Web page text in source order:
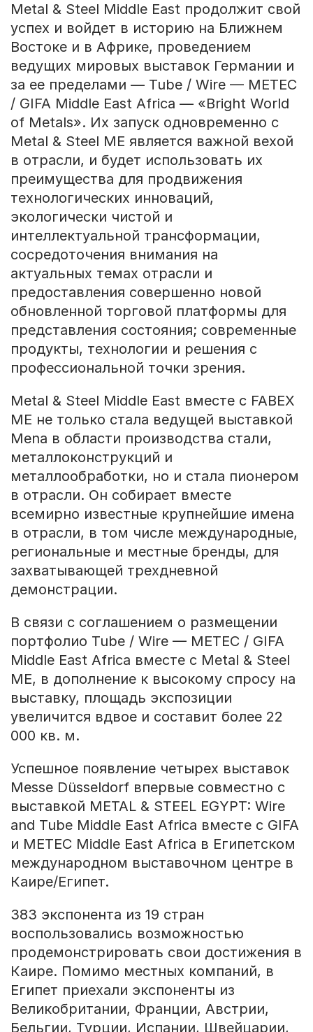
Metal & Steel Middle East продолжит свой
успех и войдет в историю на Ближнем
Востоке и в Африке, проведением
ведущих мировых выставок Германии и
за ее пределами — Tube / Wire — METEC
/ GIFA Middle East Africa — «Bright World
of Metals». Их запуск одновременно с
Metal & Steel ME является важной вехой
в отрасли, и будет использовать их
преимущества для продвижения
технологических инноваций,
экологически чистой и
интеллектуальной трансформации,
сосредоточения внимания на
актуальных темах отрасли и
предоставления совершенно новой
обновленной торговой платформы для
представления состояния; современные
продукты, технологии и решения с
профессиональной точки зрения.
Metal & Steel Middle East вместе с FABEX
ME не только стала ведущей выставкой
Mena в области производства стали,
металлоконструкций и
металлообработки, но и стала пионером
в отрасли. Он собирает вместе
всемирно известные крупнейшие имена
в отрасли, в том числе международные,
региональные и местные бренды, для
захватывающей трехдневной
демонстрации.
В связи с соглашением о размещении
портфолио Tube / Wire — METEC / GIFA
Middle East Africa вместе с Metal & Steel
ME, в дополнение к высокому спросу на
выставку, площадь экспозиции
увеличится вдвое и составит более 22
000 кв. м.
Успешное появление четырех выставок
Messe Düsseldorf впервые совместно с
выставкой METAL & STEEL EGYPT: Wire
and Tube Middle East Africa вместе с GIFA
и METEC Middle East Africa в Египетском
международном выставочном центре в
Каире/Египет.
383 экспонента из 19 стран
воспользовались возможностью
продемонстрировать свои достижения в
Каире. Помимо местных компаний, в
Египет приехали экспоненты из
Великобритании, Франции, Австрии,
Бельгии, Турции, Испании, Швейцарии,